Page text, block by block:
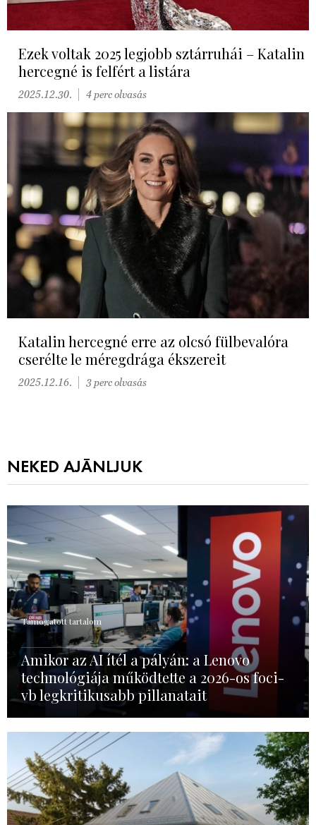
Ezek voltak 2025 legjobb sztárruhái – Katalin
hercegné is felfért a listára
2025.12.30. 4 perc olvasás
Katalin hercegné erre az olcsó fülbevalóra
cserélte le méregdrága ékszereit
2025.12.16. 3 perc olvasás
NEKED AJÁNLJUK
Támogatott tartalom
Amikor az AI ítél a pályán: a Lenovo
technológiája működtette a 2026-os foci-
vb legkritikusabb pillanatait